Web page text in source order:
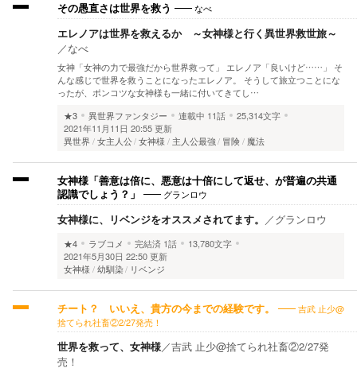
その愚直さは世界を救う なべ
エレノアは世界を救えるか ～女神様と行く異世界救世旅～
／なべ
女神「女神の力で最強だから世界救って」 エレノア「良いけど……」 そ
んな感じで世界を救うことになったエレノア。 そうして旅立つことにな
ったが、ポンコツな女神様も一緒に付いてきてし…
★3
異世界ファンタジー 連載中 11話
25,314文字
2021年11月11日 20:55 更新
異世界
女主人公 女神様 主人公最強 冒険 魔法
女神様「善意は倍に、悪意は十倍にして返せ、が普遍の共通
認識でしょう？」
グランロウ
女神様に、リベンジをオススメされてます。 ／グランロウ
★4 ラブコメ 完結済 1話
13,780文字
2021年5月30日 22:50 更新
女神様
幼馴染 リベンジ
チート？ いいえ、貴方の今までの経験です。
吉武 止少@
捨てられ社畜②2/27発売！
世界を救って、女神様／吉武 止少@捨てられ社畜②2/27発
売！